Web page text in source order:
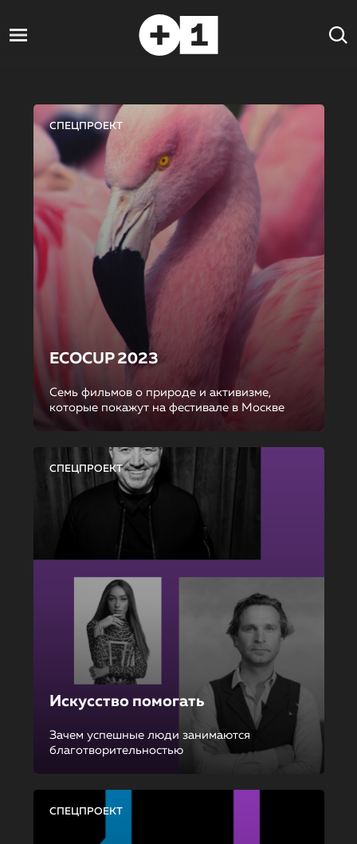
СПЕЦПРОЕКТ
ECOCUP 2023
Семь фильмов о природе и активизме,
которые покажут на фестивале в Москве
СПЕЦПРОЕКТ
Искусство помогать
Зачем успешные люди занимаются
благотворительностью
СПЕЦПРОЕКТ